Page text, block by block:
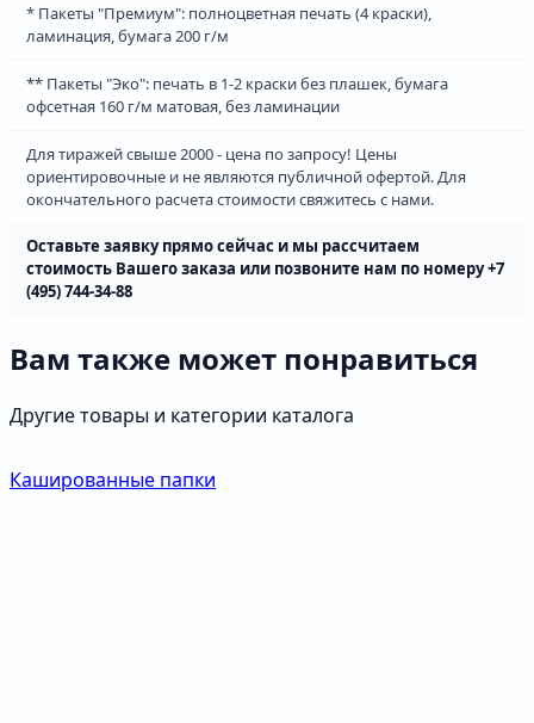
* Пакеты "Премиум": полноцветная печать (4 краски),
ламинация, бумага 200 г/м
** Пакеты "Эко": печать в 1-2 краски без плашек, бумага
офсетная 160 г/м матовая, без ламинации
Для тиражей свыше 2000 - цена по запросу! Цены
ориентировочные и не являются публичной офертой. Для
окончательного расчета стоимости свяжитесь с нами.
Оставьте заявку прямо сейчас и мы рассчитаем
cтоимость Вашего заказа или позвоните нам по номеру +7
(495) 744-34-88
Вам также может понравиться
Другие товары и категории каталога
Кашированные папки